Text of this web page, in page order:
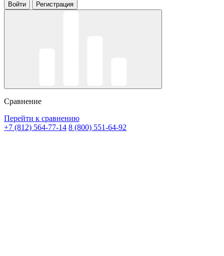
Войти Регистрация
Сравнение
Перейти к сравнению
+7 (812) 564-77-14 8 (800) 551-64-92